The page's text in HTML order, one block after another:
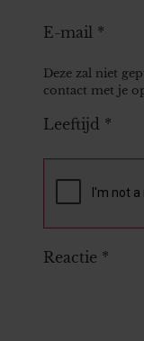
E-mail *
Deze zal niet
contact met je
Leeftijd *
Reactie *